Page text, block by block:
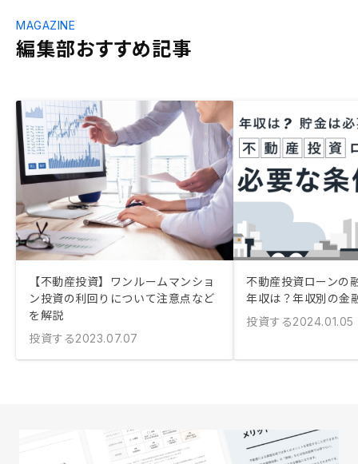
編集部おすすめ記事
MAGAZINE
【不動産投資】ワンルームマンショ
ン投資の利回りについて注意点など
を解説
投資する2023.07.07
不動産投資ローンの
年収は？年収別の金
投資する2024.01.05